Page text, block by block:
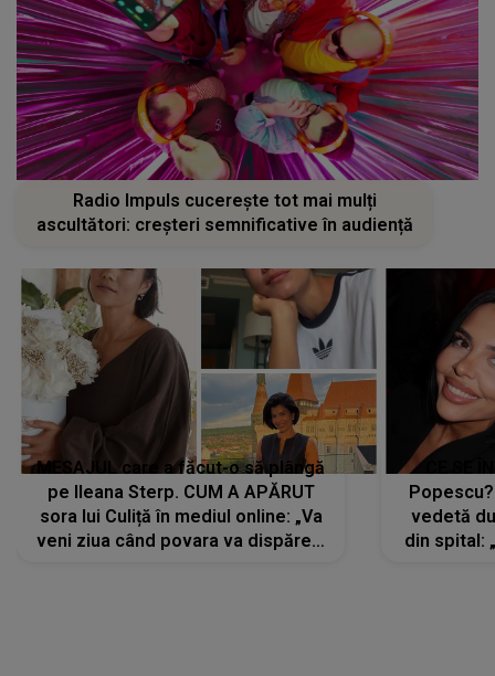
Radio Impuls cucerește tot mai mulți
ascultători: creșteri semnificative în audiență
MESAJUL care a făcut-o să plângă
pe Ileana Sterp. CUM A APĂRUT
sora lui Culiță în mediul online: „Va
veni ziua când povara va dispărea,
vedetă
din spital: